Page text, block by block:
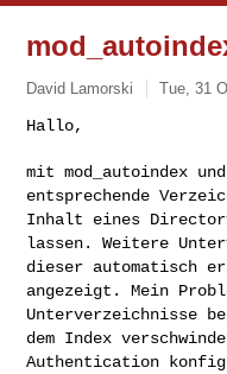
David Lamorski Tue, 31
mit mod_autoindex
entsprechende
Inhalt eines
lassen. Weitere
dieser automatisch
angezeigt.Mein
Unterverzeichnisse
dem Index
Authentication